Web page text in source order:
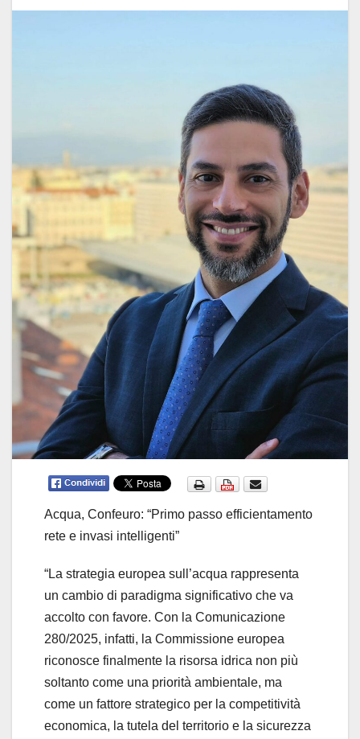
Acqua, Confeuro: “Primo passo efficientamento
rete e invasi intelligenti”
“La strategia europea sull’acqua rappresenta
un cambio di paradigma significativo che va
accolto con favore. Con la Comunicazione
280/2025, infatti, la Commissione europea
riconosce finalmente la risorsa idrica non più
soltanto come una priorità ambientale, ma
come un fattore strategico per la competitività
economica, la tutela del territorio e la sicurezza